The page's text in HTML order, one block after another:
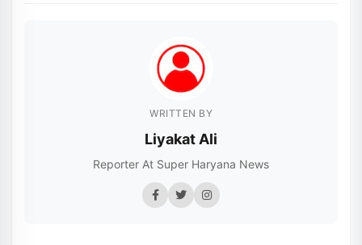
WRITTEN BY
Liyakat Ali
Reporter At Super Haryana News